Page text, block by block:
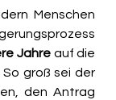
Menschen
Jahre auf die
groß sei der
den Antrag